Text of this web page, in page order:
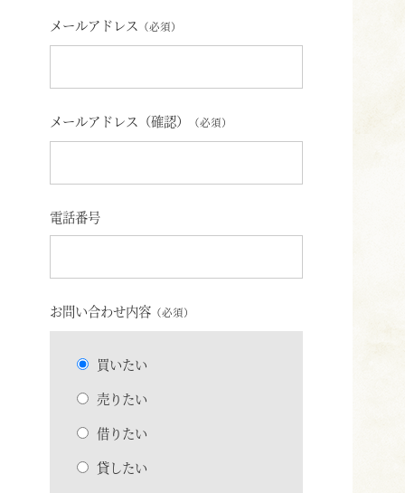
メールアドレス （必須）
メールアドレス（確認） （必須）
電話番号
お問い合わせ内容 （必須）
買いたい
売りたい
借りたい
貸したい